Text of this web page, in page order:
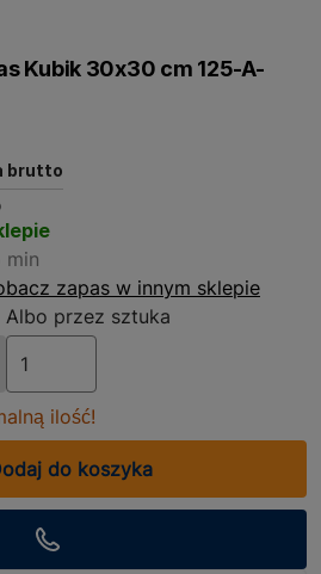
Kubik 30x30 cm 125-A-
brutto
min
zapas w innym sklepie
Albo przez sztuka
ilość!
do koszyka